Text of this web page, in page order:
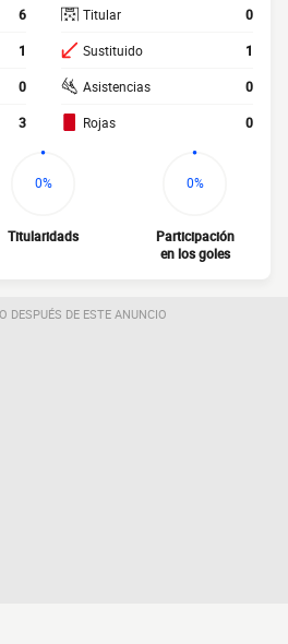
6
1
0
3
Titular 0
Sustituido 1
Asistencias 0
Rojas 0
0%
Titularidads
0%
Participación
en los goles
DESPUÉS DE ESTE ANUNCIO